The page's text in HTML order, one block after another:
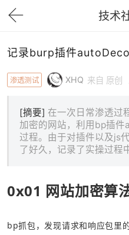
技术
记录burp插件
渗透测试 XHQ 来自 原创
[摘要] 在一次日常渗透过
加密的网站，利用bp插
过程。由于对插件以及js
了好久，记录了实操过程
0x01 网站加密算
bp抓包，发现请求和响应包里